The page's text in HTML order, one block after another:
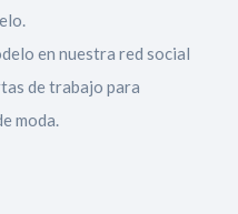
en nuestra red social
de trabajo para
moda.